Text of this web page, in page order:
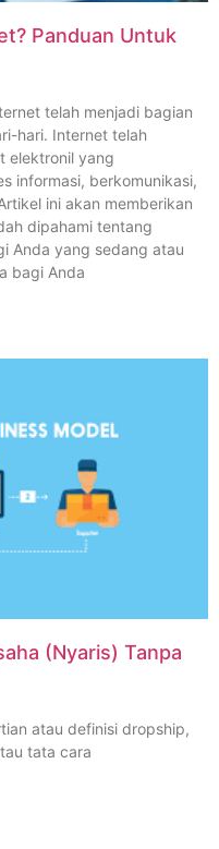
Panduan Untuk
telah menjadi bagian
hari. Internet telah
elektronil yang
informasi, berkomunikasi,
ini akan memberikan
dipahami tentang
Anda yang sedang atau
bagi Anda
(Nyaris) Tanpa
atau definisi dropship,
tata cara